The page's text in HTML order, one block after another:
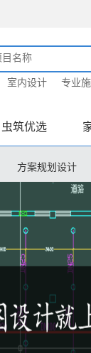
室内设计 专业
虫筑优选
方案规划设计